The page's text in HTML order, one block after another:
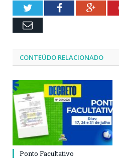
TwitterFacebook
Email
CONTEÚDO RELACIONADO
Ponto Facultativo